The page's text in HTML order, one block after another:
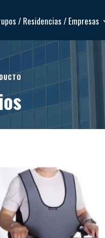
/ Residencias / Empresas